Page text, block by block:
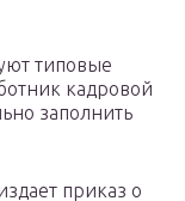
типовые
кадровой
заполнить
приказ о